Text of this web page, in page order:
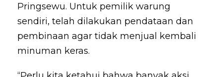
Pringsewu. Untuk pemilik warung
sendiri, telah dilakukan pendataan dan
pembinaan agar tidak menjual kembali
minuman keras.